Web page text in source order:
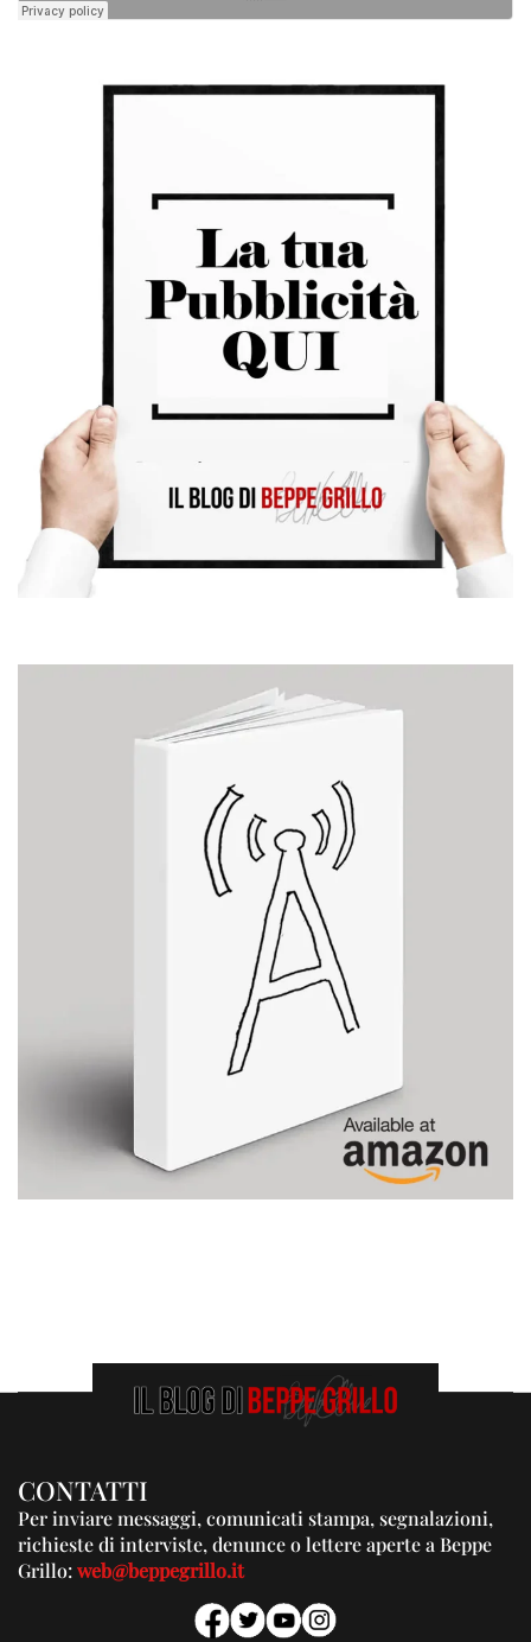
CONTATTI
Per inviare messaggi, comunicati stampa, segnalazioni,
richieste di interviste, denunce o lettere aperte a Beppe
Grillo:web@beppegrillo.it